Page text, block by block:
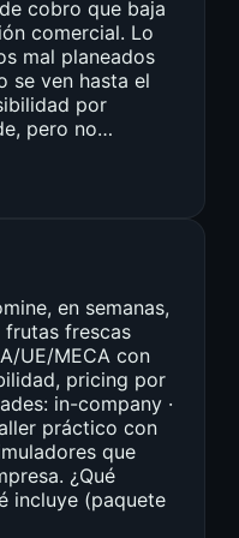
cobro que baja
comercial. Lo
mal planeados
se ven hasta el
por
pero no…
en semanas,
frescas
UE/MECA con
pricing por
in-company ·
práctico con
que
¿Qué
incluye (paquete